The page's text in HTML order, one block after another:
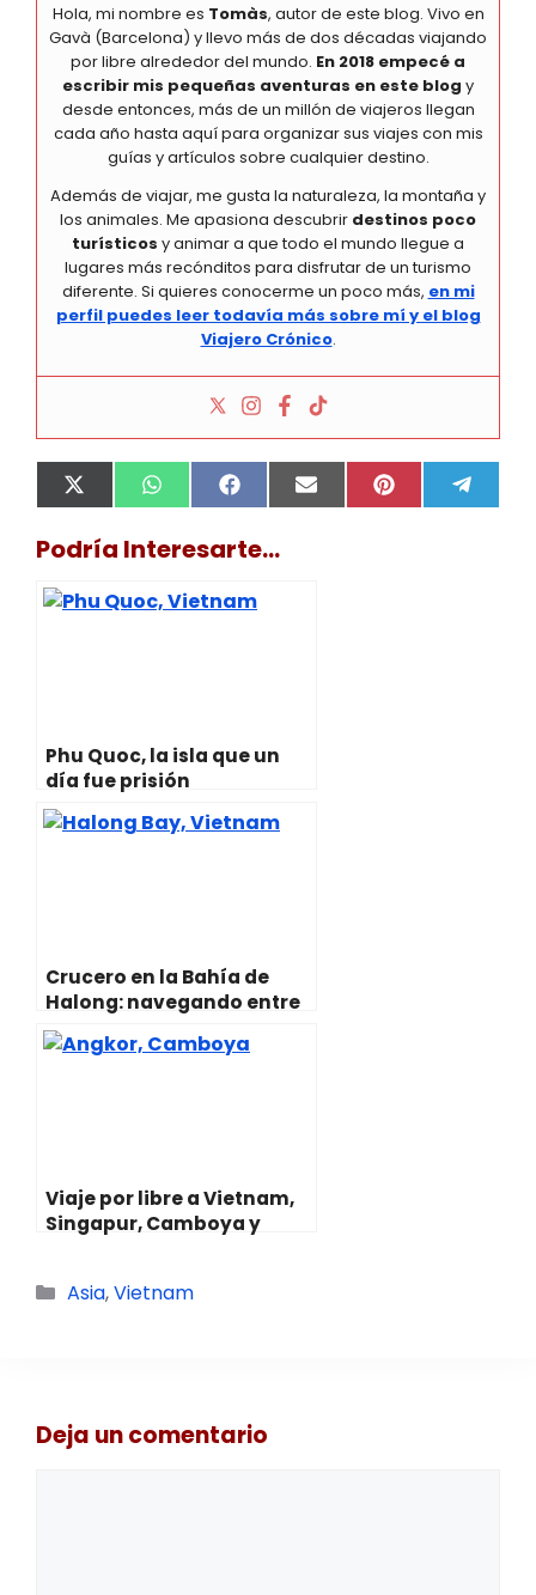
Hola, mi nombre es Tomàs, autor de este blog. Vivo en
Gavà (Barcelona) y llevo más de dos décadas viajando
por libre alrededor del mundo. En 2018 empecé a
escribir mis pequeñas aventuras en este blog y
desde entonces, más de un millón de viajeros llegan
cada año hasta aquí para organizar sus viajes con mis
guías y artículos sobre cualquier destino.
Además de viajar, me gusta la naturaleza, la montaña y
los animales. Me apasiona descubrir destinos poco
turísticos y animar a que todo el mundo llegue a
lugares más recónditos para disfrutar de un turismo
diferente. Si quieres conocerme un poco más, en mi
perfil puedes leer todavía más sobre mí y el blog
Viajero Crónico.
Compartir
en
X
(
w
t
Compartir
en
W
h
t
A
p
Compartir
en
F
a
e
o
Compartir
en
E
m
Compartir
en
P
i en
e
Podría Interesarte...
Phu Quoc, la isla que un
día fue prisión
Crucero en la Bahía de
Halong: navegando entre
dragones
Viaje por libre a Vietnam,
Singapur, Camboya y
Categorías
Asia,Vietnam
Deja un comentario